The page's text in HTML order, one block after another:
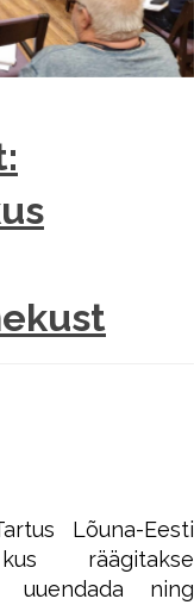
Lõuna-Eesti
räägitakse
uuendada ning